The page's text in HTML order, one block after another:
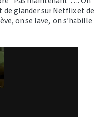
glander sur Netflix et de
on se lave, on s’habille